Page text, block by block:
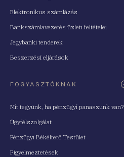
Elektronikus számlázás
Bankszámlavezetés üzleti feltételei
Jegybanki tenderek
Beszerzési eljárások
FOGYASZTÓKNAK
Mit tegyünk, ha pénzügyi panaszunk van?
Ügyfélszolgálat
Pénzügyi Békéltető Testület
Figyelmeztetések